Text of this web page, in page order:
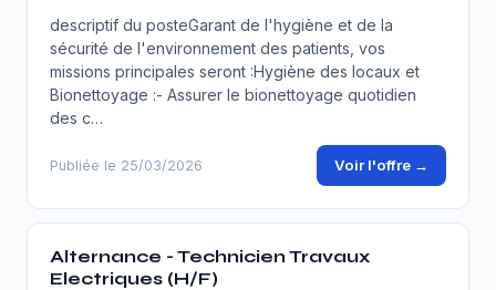
descriptif du posteGarant de l'hygiène et de la
sécurité de l'environnement des patients, vos
missions principales seront :Hygiène des locaux et
Bionettoyage :- Assurer le bionettoyage quotidien
des c…
Publiée le 25/03/2026 Voir l'offre →
Alternance - Technicien Travaux
Electriques (H/F)